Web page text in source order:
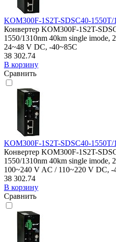
KOM300F-1S2T-SDSC40-1550T/
Конвертер KOM300F-1S2T-
1550/1310nm 40km single imode,
24~48 V DC, -40~85C
38 302.74
В корзину
Сравнить
KOM300F-1S2T-SDSC40-
Конвертер KOM300F-1S2T-
1550/1310nm 40km single imode,
100~240 V AC / 110~220 V DC, -
38 302.74
В корзину
Сравнить